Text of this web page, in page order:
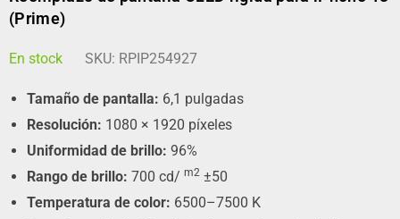
(Prime)
En stock SKU: RPIP254927
Tamaño de pantalla: 6,1 pulgadas
Resolución: 1080 × 1920 píxeles
Uniformidad de brillo: 96%
Rango de brillo: 700 cd/ m2 ±50
Temperatura de color: 6500–7500 K